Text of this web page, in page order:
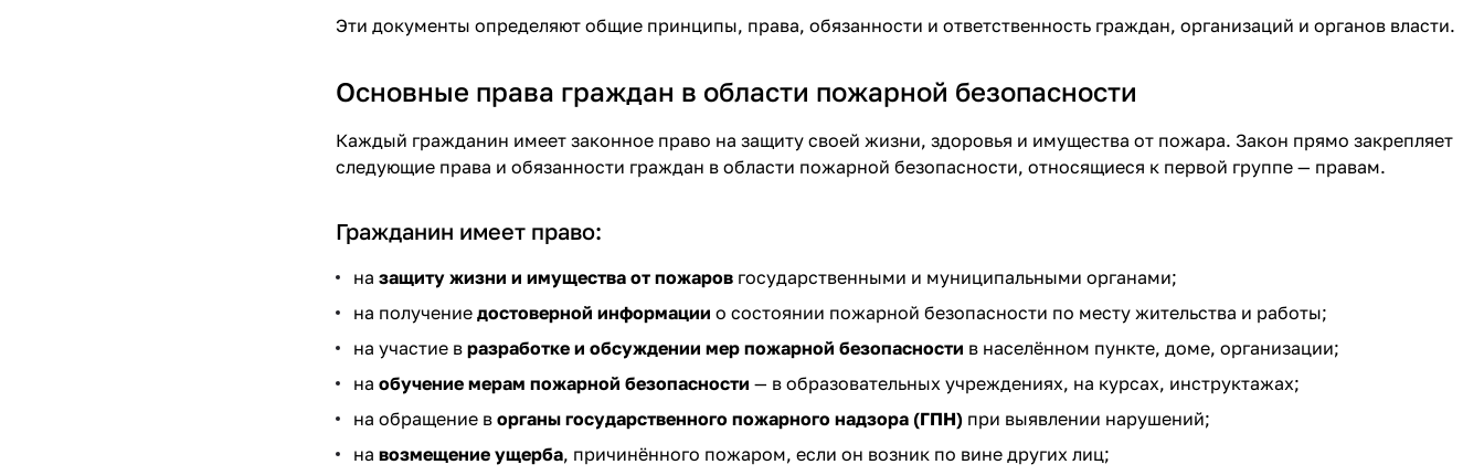
Эти документы определяют общие принципы, права, обязанности и ответственность граждан, организаций и органов власти.
Основные права граждан в области пожарной безопасности
Каждый гражданин имеет законное право на защиту своей жизни, здоровья и имущества от пожара. Закон прямо закрепляет
следующие права и обязанности граждан в области пожарной безопасности, относящиеся к первой группе — правам.
Гражданин имеет право:
на защиту жизни и имущества от пожаров государственными и муниципальными органами;
на получение достоверной информации о состоянии пожарной безопасности по месту жительства и работы;
на участие в разработке и обсуждении мер пожарной безопасности в населённом пункте, доме, организации;
на обучение мерам пожарной безопасности — в образовательных учреждениях, на курсах, инструктажах;
на обращение в органы государственного пожарного надзора (ГПН) при выявлении нарушений;
на возмещение ущерба, причинённого пожаром, если он возник по вине других лиц;